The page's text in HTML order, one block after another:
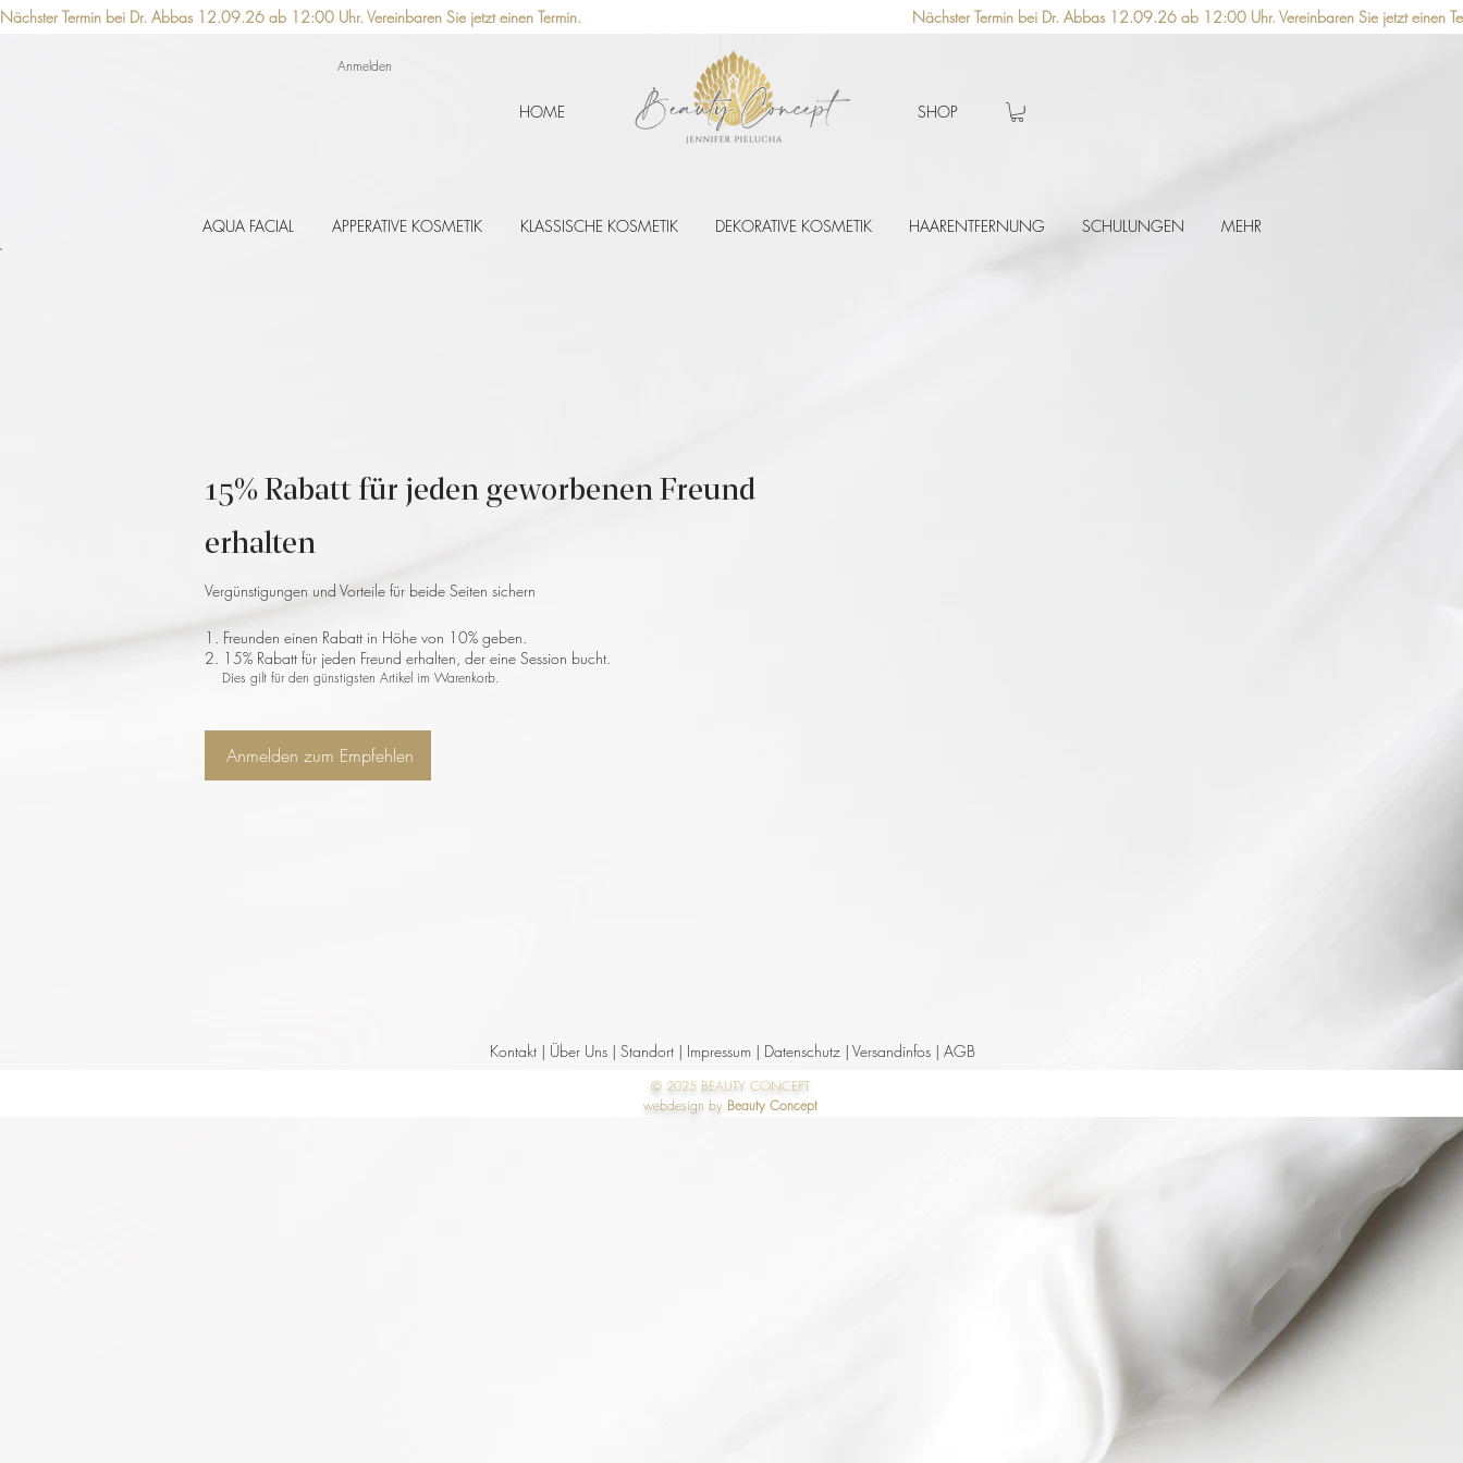
Nächster Termin bei Dr. Abbas 12.09.26 ab 12:00 Uhr. Vereinbaren Sie jetzt einen Termin.
Anmelden
HOME SHOP
AQUA FACIAL APPERATIVE KOSMETIK KLASSISCHE KOSMETIK DEKORATIVE KOSMETIK HAARENTFERNUNG SCHULUNGEN MEHR
15% Rabatt für jeden geworbenen Freund
erhalten
Vergünstigungen und Vorteile für beide Seiten sichern
Freunden einen Rabatt in Höhe von 10% geben.
15% Rabatt für jeden Freund erhalten, der eine Session bucht.
Dies gilt für den günstigsten Artikel im Warenkorb.
Anmelden zum Empfehlen
Kontakt | Über Uns | Standort | Impressum | Datenschutz | Versandinfos | AGB
© 2025 BEAUTY CONCEPT
webdesign by Beauty Concept